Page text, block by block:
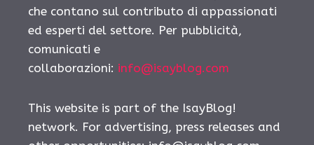
che contano sul contributo di appassionati
ed esperti del settore. Per pubblicità,
comunicati e
collaborazioni: info@isayblog.com
This website is part of the IsayBlog!
network. For advertising, press releases and